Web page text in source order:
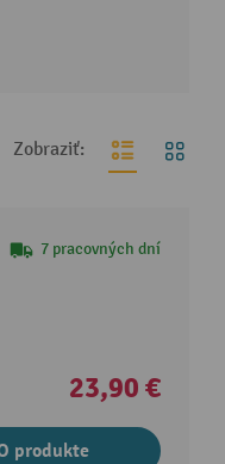
Zobraziť:
7 pracovných dní
23,90 €
produkte